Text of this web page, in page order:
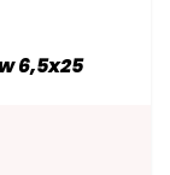
6,5x25